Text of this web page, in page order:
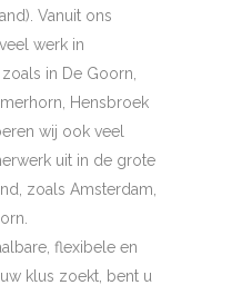
Vanuit ons
werk in
in De Goorn,
Hensbroek
wij ook veel
uit in de grote
zoals Amsterdam,
flexibele en
klus zoekt, bent u